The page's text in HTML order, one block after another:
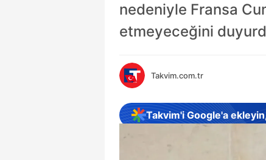
nedeniyle Fransa
etmeyeceğini
Takvim.com.tr
Takvim'i Google'a